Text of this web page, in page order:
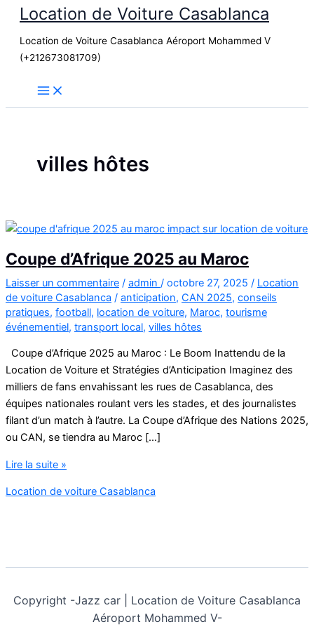
contenu
Location de Voiture Casablanca
Location de Voiture Casablanca Aéroport Mohammed V
(+212673081709)
villes hôtes
Coupe d’Afrique 2025 au Maroc
Laisser un commentaire / admin / octobre 27, 2025 / Location
de voiture Casablanca / anticipation, CAN 2025, conseils
pratiques, football, location de voiture, Maroc, tourisme
événementiel, transport local, villes hôtes
Coupe d’Afrique 2025 au Maroc : Le Boom Inattendu de la
Location de Voiture et Stratégies d’Anticipation Imaginez des
milliers de fans envahissant les rues de Casablanca, des
équipes nationales roulant vers les stades, et des journalistes
filant d’un match à l’autre. La Coupe d’Afrique des Nations 2025,
ou CAN, se tiendra au Maroc […]
Coupe
2025
Lire la suite »
Location de voiture Casablanca
Copyright -Jazz car | Location de Voiture Casablanca
Aéroport Mohammed V-